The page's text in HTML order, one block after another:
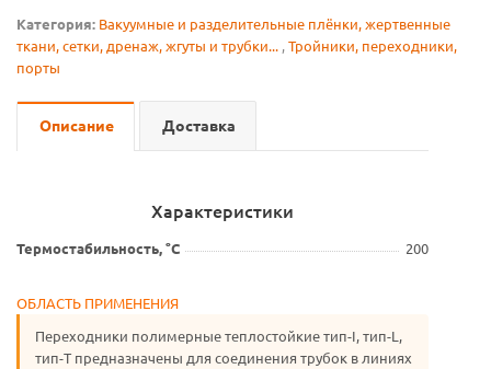
Категория: Вакуумные и разделительные плёнки, жертвенные
ткани, сетки, дренаж, жгуты и трубки... ,Тройники, переходники,
порты
Описание Доставка
Характеристики
Термостабильность, °С 200
ОБЛАСТЬ ПРИМЕНЕНИЯ
Переходники полимерные теплостойкие тип-I, тип-L,
тип-T предназначены для соединения трубок в линиях